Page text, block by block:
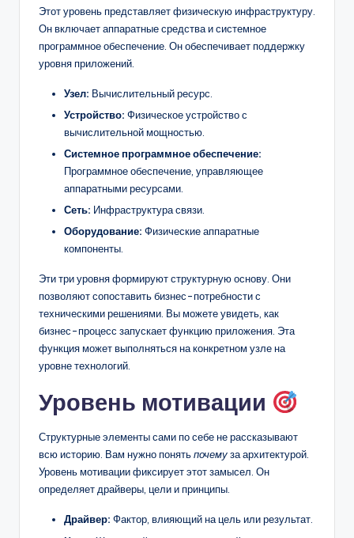
Этот уровень представляет физическую инфраструктуру.
Он включает аппаратные средства и системное
программное обеспечение. Он обеспечивает поддержку
уровня приложений.
Узел: Вычислительный ресурс.
Устройство: Физическое устройство с
вычислительной мощностью.
Системное программное обеспечение:
Программное обеспечение, управляющее
аппаратными ресурсами.
Сеть: Инфраструктура связи.
Оборудование: Физические аппаратные
компоненты.
Эти три уровня формируют структурную основу. Они
позволяют сопоставить бизнес-потребности с
техническими решениями. Вы можете увидеть, как
бизнес-процесс запускает функцию приложения. Эта
функция может выполняться на конкретном узле на
уровне технологий.
Уровень мотивации
Структурные элементы сами по себе не рассказывают
всю историю. Вам нужно понятьпочемуза архитектурой.
Уровень мотивации фиксирует этот замысел. Он
определяет драйверы, цели и принципы.
Драйвер: Фактор, влияющий на цель или результат.